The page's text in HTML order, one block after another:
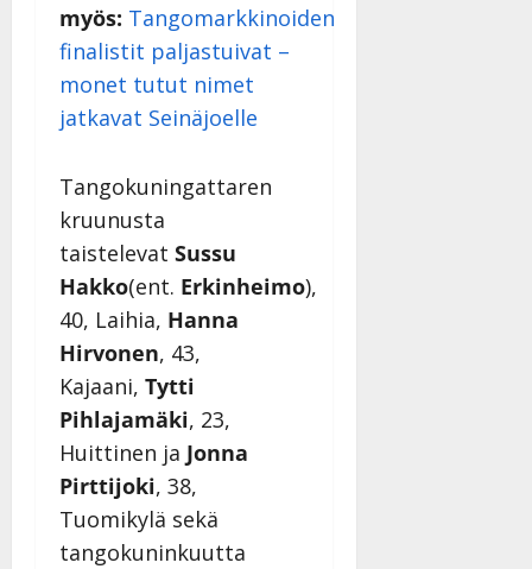
myös: Tangomarkkinoiden
finalistit paljastuivat –
monet tutut nimet
jatkavat Seinäjoelle
Tangokuningattaren
kruunusta
taistelevat Sussu
Hakko(ent. Erkinheimo),
40, Laihia, Hanna
Hirvonen, 43,
Kajaani, Tytti
Pihlajamäki, 23,
Huittinen ja Jonna
Pirttijoki, 38,
Tuomikylä sekä
tangokuninkuutta